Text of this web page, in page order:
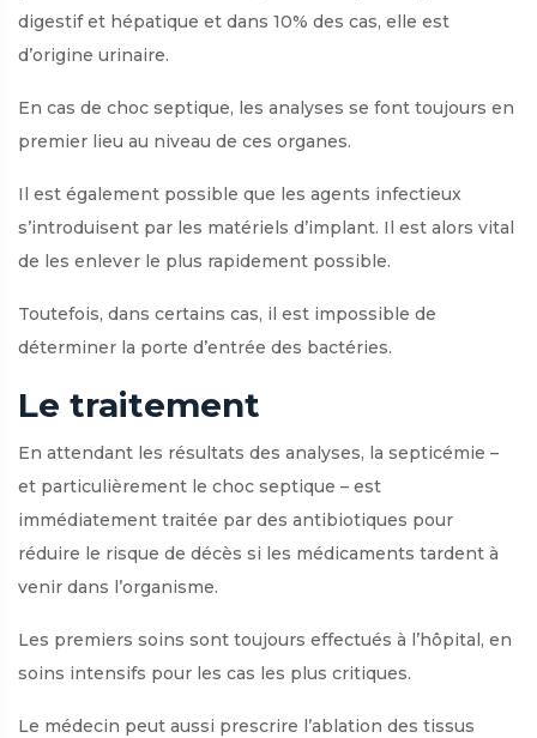
digestif et hépatique et dans 10% des cas, elle est
d’origine urinaire.
En cas de choc septique, les analyses se font toujours en
premier lieu au niveau de ces organes.
Il est également possible que les agents infectieux
s’introduisent par les matériels d’implant. Il est alors vital
de les enlever le plus rapidement possible.
Toutefois, dans certains cas, il est impossible de
déterminer la porte d’entrée des bactéries.
Le traitement
En attendant les résultats des analyses, la septicémie –
et particulièrement le choc septique – est
immédiatement traitée par des antibiotiques pour
réduire le risque de décès si les médicaments tardent à
venir dans l’organisme.
Les premiers soins sont toujours effectués à l’hôpital, en
soins intensifs pour les cas les plus critiques.
Le médecin peut aussi prescrire l’ablation des tissus